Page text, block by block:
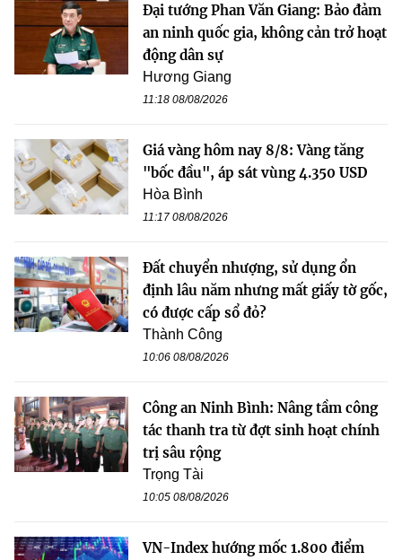
Đại tướng Phan Văn Giang: Bảo đảm
an ninh quốc gia, không cản trở hoạt
động dân sự
Hương Giang
11:18 08/08/2026
Giá vàng hôm nay 8/8: Vàng tăng
"bốc đầu", áp sát vùng 4.350 USD
Hòa Bình
11:17 08/08/2026
Đất chuyển nhượng, sử dụng ổn
định lâu năm nhưng mất giấy tờ gốc,
có được cấp sổ đỏ?
Thành Công
10:06 08/08/2026
Công an Ninh Bình: Nâng tầm công
tác thanh tra từ đợt sinh hoạt chính
trị sâu rộng
Trọng Tài
10:05 08/08/2026
VN-Index hướng mốc 1.800 điểm